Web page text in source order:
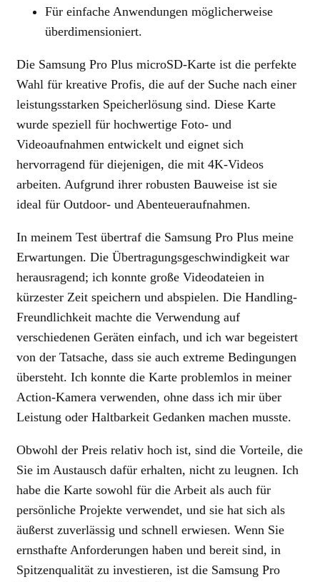
Für einfache Anwendungen möglicherweise
überdimensioniert.
Die Samsung Pro Plus microSD-Karte ist die perfekte
Wahl für kreative Profis, die auf der Suche nach einer
leistungsstarken Speicherlösung sind. Diese Karte
wurde speziell für hochwertige Foto- und
Videoaufnahmen entwickelt und eignet sich
hervorragend für diejenigen, die mit 4K-Videos
arbeiten. Aufgrund ihrer robusten Bauweise ist sie
ideal für Outdoor- und Abenteueraufnahmen.
In meinem Test übertraf die Samsung Pro Plus meine
Erwartungen. Die Übertragungsgeschwindigkeit war
herausragend; ich konnte große Videodateien in
kürzester Zeit speichern und abspielen. Die Handling-
Freundlichkeit machte die Verwendung auf
verschiedenen Geräten einfach, und ich war begeistert
von der Tatsache, dass sie auch extreme Bedingungen
übersteht. Ich konnte die Karte problemlos in meiner
Action-Kamera verwenden, ohne dass ich mir über
Leistung oder Haltbarkeit Gedanken machen musste.
Obwohl der Preis relativ hoch ist, sind die Vorteile, die
Sie im Austausch dafür erhalten, nicht zu leugnen. Ich
habe die Karte sowohl für die Arbeit als auch für
persönliche Projekte verwendet, und sie hat sich als
äußerst zuverlässig und schnell erwiesen. Wenn Sie
ernsthafte Anforderungen haben und bereit sind, in
Spitzenqualität zu investieren, ist die Samsung Pro